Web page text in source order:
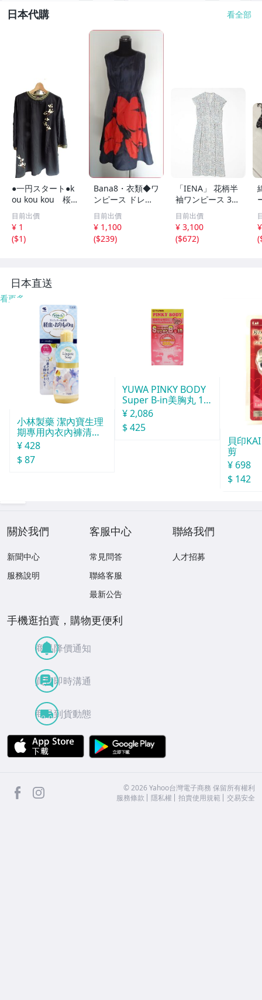
日本代購 看全部
●一円スタート●k
ou kou kou 桜
刺しゅう長袖ワン
ピース/mo-FH-18
-6203/お洒落/高
級/上質/モダン/
目前出價
¥ 1
($1)
Bana8・衣類◆ワ
ンピース ドレス
衣装 フォーマル
Sサイズ
目前出價
¥ 1,100
($239)
「IENA」 花柄半
袖ワンピース 38
ブルー レディー
ス
目前出價
¥ 3,100
($672)
(
日本直送
看更多
小林製藥 潔內寶生理
期專用內衣內褲清洗
劑120ml
¥ 428
$ 87
YUWA PINKY BODY
Super B-in美胸丸 15
0粒
¥ 2,086
$ 425
貝印
剪
¥ 698
$ 142
關於我們
新聞中心
服務說明
客服中心
常見問答
聯絡客服
最新公告
聯絡我們
人才招募
手機逛拍賣，購物更便利
商品降價通知
買賣即時溝通
商品到貨動態
APP Store
facebook ©2026 Yahoo台灣電子商務 保留所有權利
服務條款
隱私權 拍賣使用規範 交易安全